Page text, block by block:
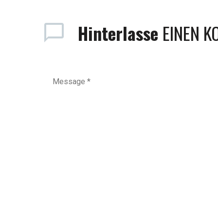
Hinterlasse EINEN